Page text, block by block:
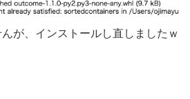
が、インストールし直しましたｗ